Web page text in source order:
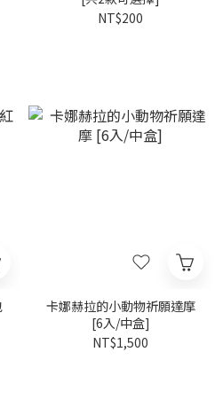
NT$200
卡娜赫拉的小動物祈願達摩
[6入/中盒]
NT$1,500